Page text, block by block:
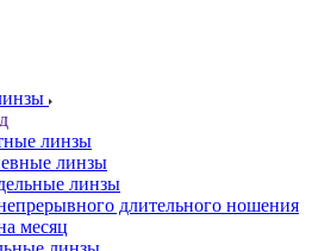
линзы
линзы
линзы
длительного ношения
месяц